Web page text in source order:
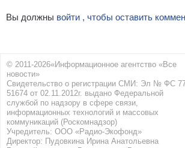
Вы должны войти , чтобы оставить
© 2011-2026«Информационное агентство «Все
новости»
Свидетельство о регистрации СМИ: Эл № ФС
51674 от 02.11.2012г. выдано Федеральной
службой по надзору в сфере связи,
информационных технологий и массовых
коммуникаций (Роскомнадзор)
Учредитель: ООО «Радио-Экофонд»
Директор: Пудовкина Ирина Анатольевна